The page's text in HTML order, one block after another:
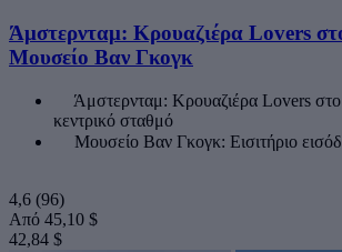
Άμστερνταμ: Κρουαζιέρα Lovers
Μουσείο Βαν Γκογκ
Άμστερνταμ: Κρουαζιέρα Lovers στο
κεντρικό σταθμό
Μουσείο Βαν Γκογκ: Εισιτήριο
4,6 (96)
Από 45,10 $
42,84 $